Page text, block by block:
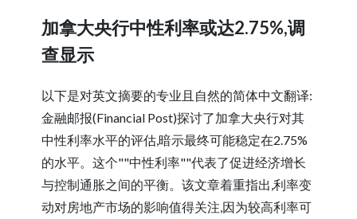
加拿大央行中性利率或达2.75%,调
查显示
以下是对英文摘要的专业且自然的简体中文翻译:
金融邮报(Financial Post)探讨了加拿大央行对其
中性利率水平的评估,暗示最终可能稳定在2.75%
的水平。这个""中性利率""代表了促进经济增长
与控制通胀之间的平衡。该文章着重指出,利率变
动对房地产市场的影响值得关注,因为较高利率可